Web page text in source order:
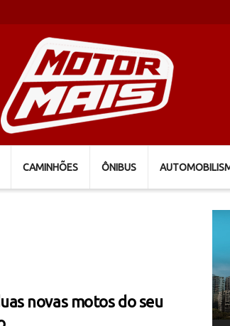
CAMINHÕES ÔNIBUS
novas motos do seu